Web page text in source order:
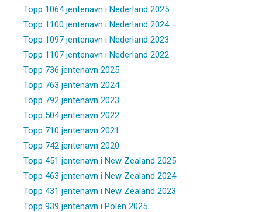
Topp 1064 jentenavn i Nederland 2025
Topp 1100 jentenavn i Nederland 2024
Topp 1097 jentenavn i Nederland 2023
Topp 1107 jentenavn i Nederland 2022
Topp 736 jentenavn 2025
Topp 763 jentenavn 2024
Topp 792 jentenavn 2023
Topp 504 jentenavn 2022
Topp 710 jentenavn 2021
Topp 742 jentenavn 2020
Topp 451 jentenavn i New Zealand 2025
Topp 463 jentenavn i New Zealand 2024
Topp 431 jentenavn i New Zealand 2023
Topp 939 jentenavn i Polen 2025